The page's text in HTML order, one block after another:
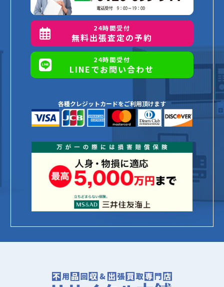
24時間受付
無料出張査定の予約
24時間受付
LINEでお問い合わせ
各種クレジットカードをご利用頂けます